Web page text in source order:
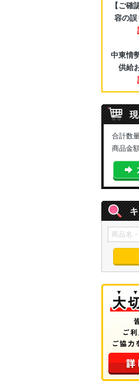
【ご確
容の誤
中東情
供給
合計数
商品金